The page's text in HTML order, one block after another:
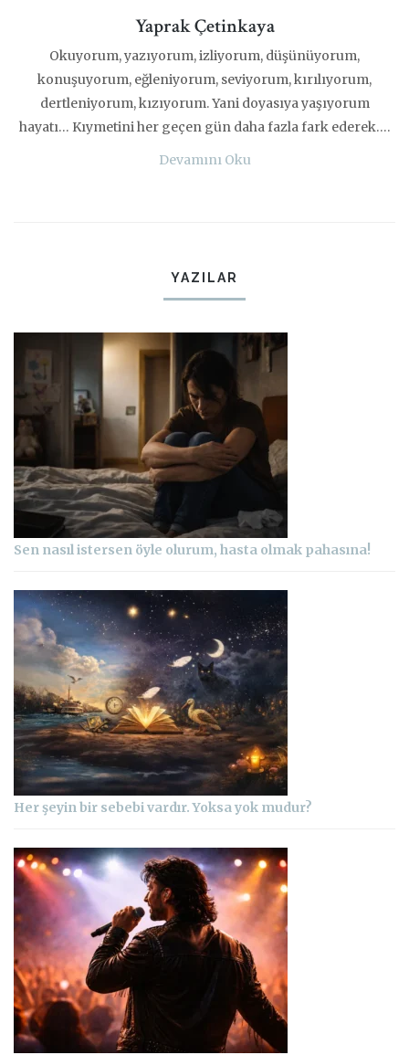
Yaprak Çetinkaya
Okuyorum, yazıyorum, izliyorum, düşünüyorum,
konuşuyorum, eğleniyorum, seviyorum, kırılıyorum,
dertleniyorum, kızıyorum. Yani doyasıya yaşıyorum
hayatı… Kıymetini her geçen gün daha fazla fark ederek….
Devamını Oku
YAZILAR
Sen nasıl istersen öyle olurum, hasta olmak pahasına!
Her şeyin bir sebebi vardır. Yoksa yok mudur?